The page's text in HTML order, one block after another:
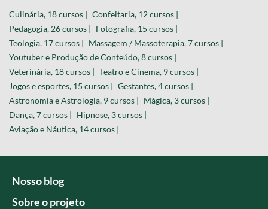
Culinária, 18 cursos | Confeitaria, 12 cursos |
Pedagogia, 26 cursos | Fotografia, 15 cursos |
Teologia, 17 cursos | Massagem / Massoterapia, 7 cursos |
Youtuber e Produção de Conteúdo, 8 cursos |
Veterinária, 18 cursos | Teatro e Cinema, 9 cursos |
Jogos e esportes, 15 cursos | Gestantes, 4 cursos |
Astronomia e Astrologia, 9 cursos | Mágica, 3 cursos |
Dança, 7 cursos | Hipnose, 3 cursos |
Aviação e Náutica, 14 cursos |
Nosso blog
Sobre o projeto